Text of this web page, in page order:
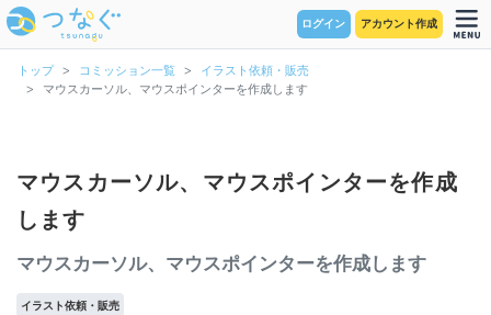
ログイン アカウント作成
トップ コミッション一覧
イラスト依頼・販売
マウスカーソル、マウスポインターを作成します
マウスカーソル、マウスポインターを作成
します
マウスカーソル、マウスポインターを作成します
イラスト依頼・販売